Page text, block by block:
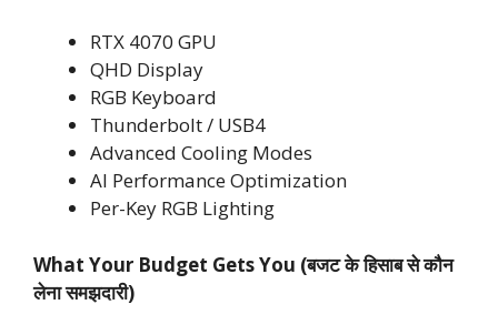
RTX 4070 GPU
QHD Display
RGB Keyboard
Thunderbolt / USB4
Advanced Cooling Modes
AI Performance Optimization
Per-Key RGB Lighting
What Your Budget Gets You (बजट के हिसाब से कौन
लेना समझदारी)